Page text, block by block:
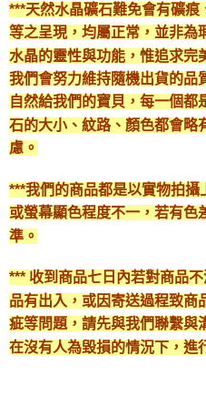
***天然水晶礦石難免會有礦
等之呈現，均屬正常，並非為
水晶的靈性與功能，惟追求完
我們會努力維持隨機出貨的品
自然給我們的寶貝，每一個
石的大小、紋路、顏色都會略
慮。
***我們的商品都是以實物拍
或螢幕顯色程度不一，若有色
準。
*** 收到商品七日內若對商品
品有出入，或因寄送過程致商
疵等問題，請先與我們聯繫與
在沒有人為毀損的情況下，進